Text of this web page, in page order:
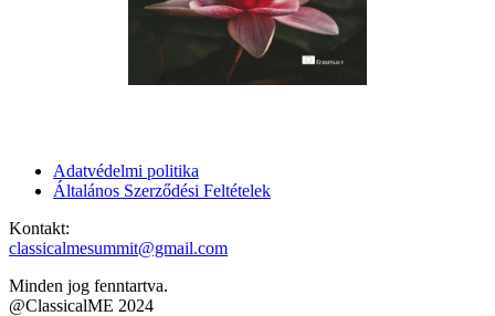
Adatvédelmi politika
Általános Szerződési Feltételek
Kontakt:
classicalmesummit@gmail.com
Minden jog fenntartva.
@ClassicalME 2024